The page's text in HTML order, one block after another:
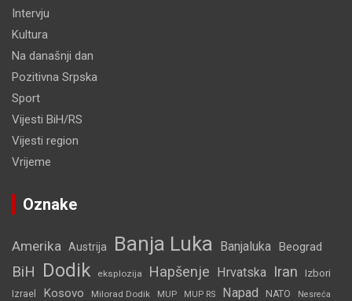
Intervju
Kultura
Na današnji dan
Pozitivna Srpska
Sport
Vijesti BiH/RS
Vijesti region
Vrijeme
Oznake
Amerika Austrija Banja Luka Banjaluka Beograd
BiH Dodik eksplozija Hapšenje Hrvatska Iran Izbori
Izrael Kosovo Milorad Dodik MUP MUP RS Napad NATO Nesreća